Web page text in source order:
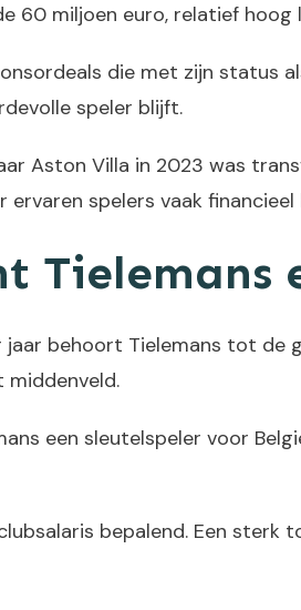
60 miljoen euro, relatief
die met zijn status
speler blijft.
Aston Villa in 2023 was
spelers vaak
Tielemans
jaar behoort Tielemans tot de
middenveld.
een sleutelspeler voor
bepalend. Een sterk